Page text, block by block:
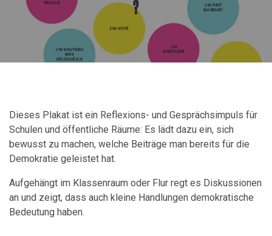
Dieses Plakat ist ein Reflexions- und Gesprächsimpuls für
Schulen und öffentliche Räume: Es lädt dazu ein, sich
bewusst zu machen, welche Beiträge man bereits für die
Demokratie geleistet hat.
Aufgehängt im Klassenraum oder Flur regt es Diskussionen
an und zeigt, dass auch kleine Handlungen demokratische
Bedeutung haben.